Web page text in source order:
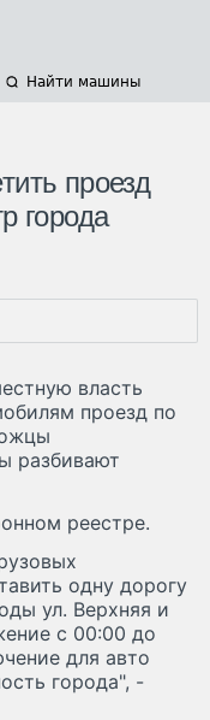
Найти машины
проезд
города
власть
проезд по
разбивают
реестре.
одну дорогу
ул. Верхняя и
с 00:00 до
для авто
города", -